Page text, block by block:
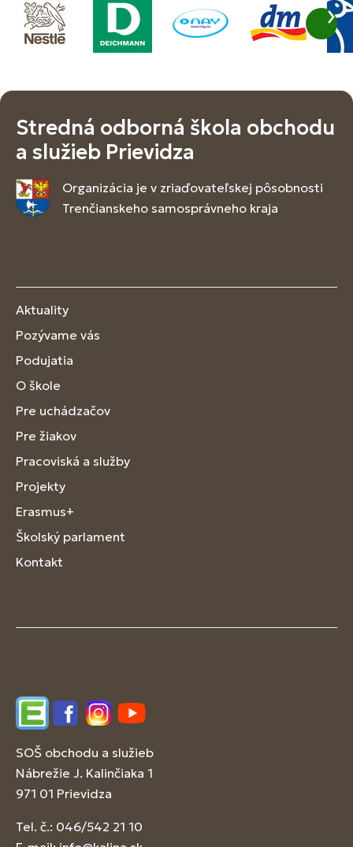
Stredná odborná škola obchodu
a služieb Prievidza
Organizácia je v zriaďovateľskej pôsobnosti
Trenčianskeho samosprávneho kraja
Aktuality
Pozývame vás
Podujatia
O škole
Pre uchádzačov
Pre žiakov
Pracoviská a služby
Projekty
Erasmus+
Školský parlament
Kontakt
EdupageFacebookInstagram
YouTube
SOŠ obchodu a služieb
Nábrežie J. Kalinčiaka 1
971 01 Prievidza
Tel. č.: 046/542 21 10